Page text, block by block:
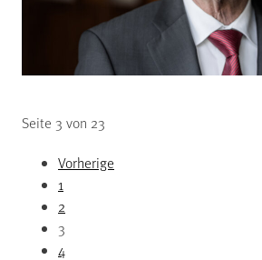
Seite 3 von 23
Vorherige
1
2
3
4